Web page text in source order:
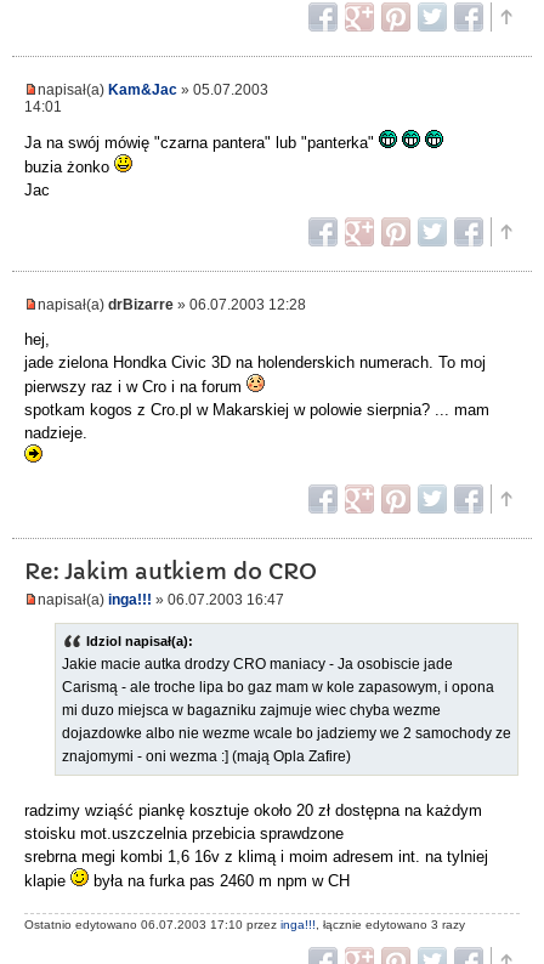
napisał(a) Kam&Jac » 05.07.2003
14:01
Ja na swój mówię "czarna pantera" lub "panterka"
buzia żonko
Jac
napisał(a) drBizarre » 06.07.2003 12:28
hej,
jade zielona Hondka Civic 3D na holenderskich numerach. To moj
pierwszy raz i w Cro i na forum
spotkam kogos z Cro.pl w Makarskiej w polowie sierpnia? ... mam
nadzieje.
Re: Jakim autkiem do CRO
napisał(a) inga!!! » 06.07.2003 16:47
Idziol napisał(a):
Jakie macie autka drodzy CRO maniacy - Ja osobiscie jade
Carismą - ale troche lipa bo gaz mam w kole zapasowym, i opona
mi duzo miejsca w bagazniku zajmuje wiec chyba wezme
dojazdowke albo nie wezme wcale bo jadziemy we 2 samochody ze
znajomymi - oni wezma :] (mają Opla Zafire)
radzimy wziąść piankę kosztuje około 20 zł dostępna na każdym
stoisku mot.uszczelnia przebicia sprawdzone
srebrna megi kombi 1,6 16v z klimą i moim adresem int. na tylniej
klapie
była na furka pas 2460 m npm w CH
Ostatnio edytowano 06.07.2003 17:10 przez inga!!! , łącznie edytowano 3 razy